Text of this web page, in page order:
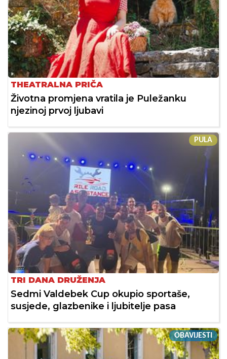
THEATRALNA PRIČA
Životna promjena vratila je Puležanku
njezinoj prvoj ljubavi
PULA
TRI DANA DRUŽENJA
Sedmi Valdebek Cup okupio sportaše,
susjede, glazbenike i ljubitelje pasa
OBAVIJESTI